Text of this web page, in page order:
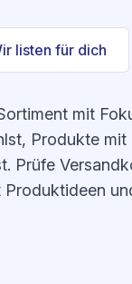
listen für dich
mit
Produkte
Prüfe
Produktideen